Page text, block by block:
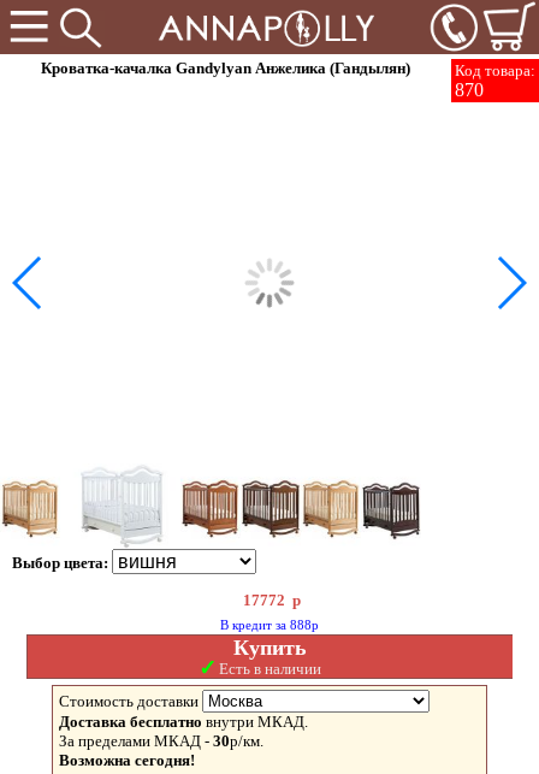
Код товара:
870
Кроватка-качалка Gandylyan Анжелика (Гандылян)
Выбор цвета:
17772 р
В кредит за 888р
Купить
✓ Есть в наличии
Стоимость доставки
Доставка бесплатно внутри МКАД.
За пределами МКАД - 30р/км.
Возможна сегодня!